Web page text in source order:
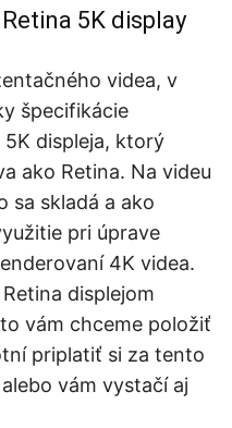
5K display
videa, v
špecifikácie
displeja, ktorý
ako Retina. Na videu
sa skladá a ako
pri úprave
4K videa.
displejom
vám chceme položiť
priplatiť si za tento
vám vystačí aj